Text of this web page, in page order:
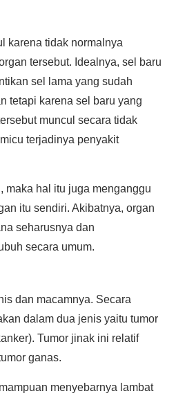
karena tidak normalnya
tersebut. Idealnya, sel baru
sel lama yang sudah
tetapi karena sel baru yang
muncul secara tidak
terjadinya penyakit
maka hal itu juga menganggu
itu sendiri. Akibatnya, organ
seharusnya dan
secara umum.
dan macamnya. Secara
dalam dua jenis yaitu tumor
Tumor jinak ini relatif
ganas.
menyebarnya lambat